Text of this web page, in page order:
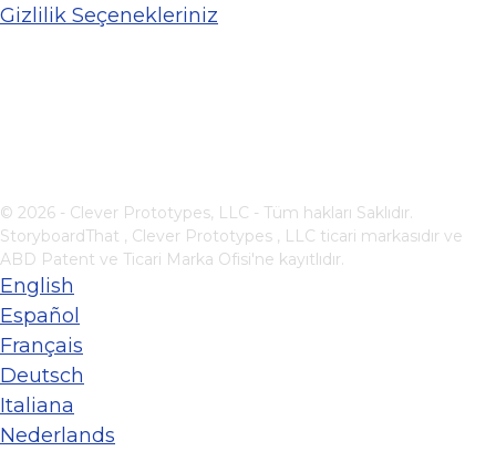
Gizlilik Seçenekleriniz
© 2026 - Clever Prototypes, LLC - Tüm hakları Saklıdır.
StoryboardThat , Clever Prototypes , LLC ticari markasıdır ve
ABD Patent ve Ticari Marka Ofisi'ne kayıtlıdır.
English
Español
Français
Deutsch
Italiana
Nederlands